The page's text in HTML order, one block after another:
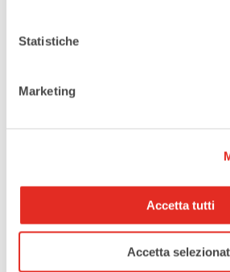
Statistiche
Marketing
Accetta tutti
Accetta
Amnesty International